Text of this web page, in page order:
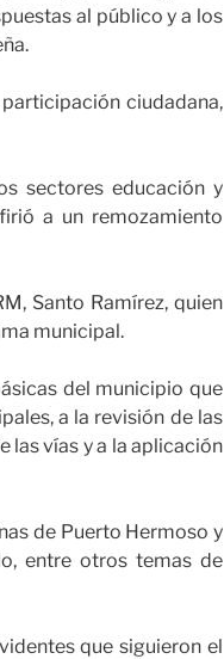
al público y a los
ciudadana,
sectores educación y
a un remozamiento
Santo Ramírez, quien
municipal.
del municipio que
a la revisión de las
las vías y a la aplicación
de Puerto Hermoso y
entre otros temas de
que siguieron el